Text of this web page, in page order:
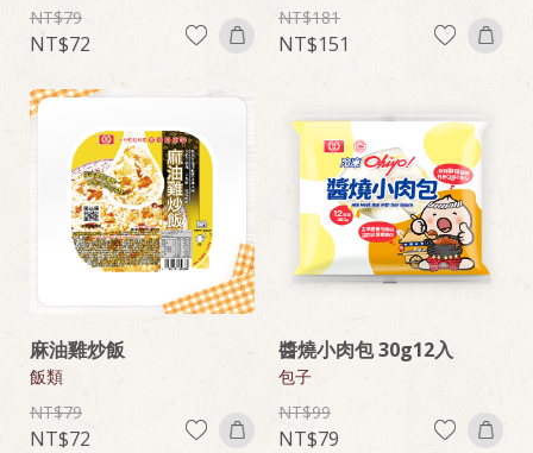
79
72
181
151
麻油雞炒飯
飯類
79
72
醬燒小肉包 30g12入
包子
99
79